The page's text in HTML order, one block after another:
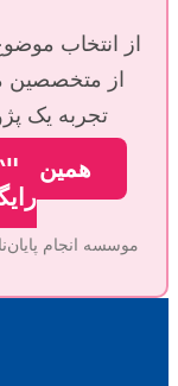
از انتخاب
از متخصصین
تجربه یک
همین
موسسه انجام